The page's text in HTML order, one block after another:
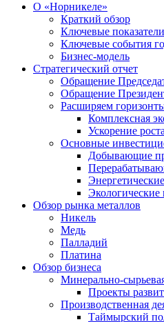
О «Норникеле»
Краткий обзор
Ключевые показатели
Ключевые события
Бизнес-модель
Стратегический отчет
Обращение
Обращение
Расширяем
Комплексная
Ускорение
Основные
Добывающие
Экологические
Обзор рынка металлов
Никель
Медь
Палладий
Платина
Обзор бизнеса
Минерально-
Проекты
Производственная
Таймырский